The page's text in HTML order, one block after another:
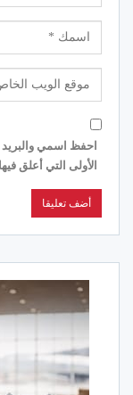
احفظ اسمي والبريد
الأولى التي أعلق